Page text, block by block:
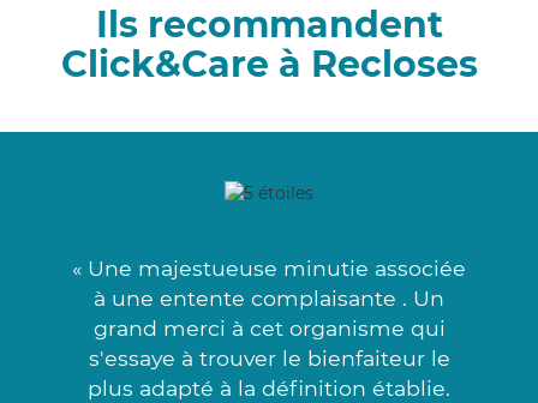
Ils recommandent
Click&Care à Recloses
« Une majestueuse minutie associée
à une entente complaisante . Un
grand merci à cet organisme qui
s'essaye à trouver le bienfaiteur le
plus adapté à la définition établie.